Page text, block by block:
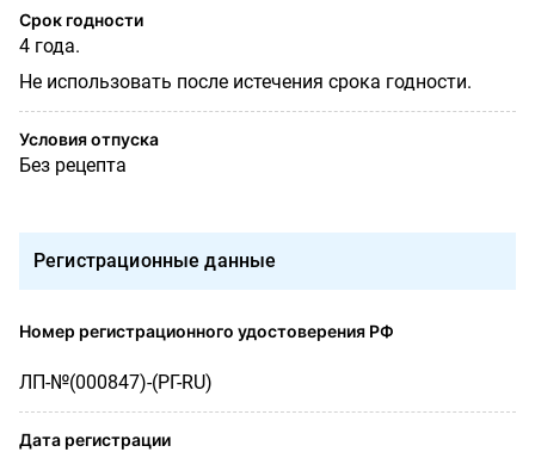
Срок годности
4 года.
Не использовать после истечения срока годности.
Условия отпуска
Без рецепта
Регистрационные данные
Номер регистрационного удостоверения РФ
ЛП-№(000847)-(РГ-RU)
Дата регистрации